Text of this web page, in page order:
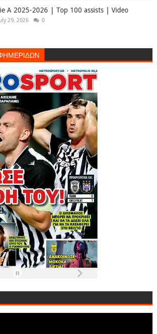
A 2025-2026 | Top 100 assists | Video
29, 2026 0